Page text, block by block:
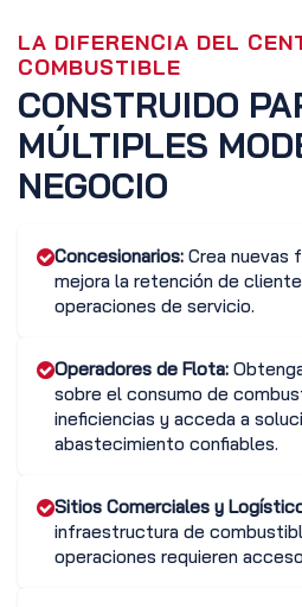
LA DIFERENCIA DEL
COMBUSTIBLE
CONSTRUIDO
MÚLTIPLES
NEGOCIO
Concesionarios: Crea nuevas
mejora la retención de
operaciones de servicio.
Operadores de Flota:
sobre el consumo de
ineficiencias y acceda a
abastecimiento confiables.
Sitios Comerciales y
infraestructura de
operaciones requieren